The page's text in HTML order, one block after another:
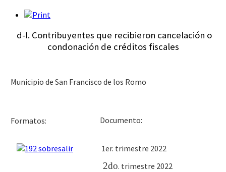
d-I. Contribuyentes que recibieron cancelación o
condonación de créditos fiscales
Municipio de San Francisco de los Romo
Formatos:
1er. trimestre 2022
2do. trimestre 2022